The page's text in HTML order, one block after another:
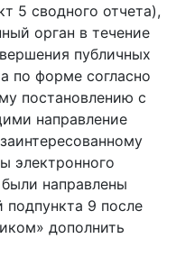
5 сводного отчета),
орган в течение
публичных
по форме согласно
постановлению с
направление
электронного
направлены
подпункта 9 после
дополнить